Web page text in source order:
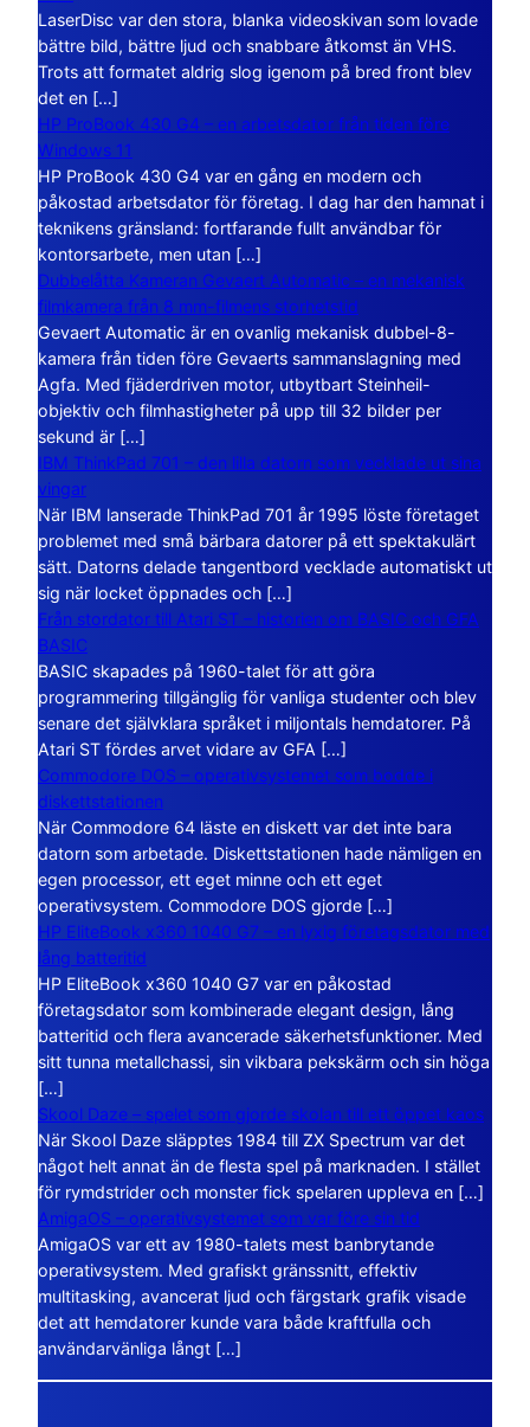
LaserDisc var den stora, blanka videoskivan som lovade
bättre bild, bättre ljud och snabbare åtkomst än VHS.
Trots att formatet aldrig slog igenom på bred front blev
det en […]
HP ProBook 430 G4 – en arbetsdator från tiden före
Windows 11
HP ProBook 430 G4 var en gång en modern och
påkostad arbetsdator för företag. I dag har den hamnat i
teknikens gränsland: fortfarande fullt användbar för
kontorsarbete, men utan […]
Dubbelåtta Kameran Gevaert Automatic – en mekanisk
filmkamera från 8 mm-filmens storhetstid
Gevaert Automatic är en ovanlig mekanisk dubbel-8-
kamera från tiden före Gevaerts sammanslagning med
Agfa. Med fjäderdriven motor, utbytbart Steinheil-
objektiv och filmhastigheter på upp till 32 bilder per
sekund är […]
IBM ThinkPad 701 – den lilla datorn som vecklade ut sina
vingar
När IBM lanserade ThinkPad 701 år 1995 löste företaget
problemet med små bärbara datorer på ett spektakulärt
sätt. Datorns delade tangentbord vecklade automatiskt ut
sig när locket öppnades och […]
Från stordator till Atari ST – historien om BASIC och GFA
BASIC
BASIC skapades på 1960-talet för att göra
programmering tillgänglig för vanliga studenter och blev
senare det självklara språket i miljontals hemdatorer. På
Atari ST fördes arvet vidare av GFA […]
Commodore DOS – operativsystemet som bodde i
diskettstationen
När Commodore 64 läste en diskett var det inte bara
datorn som arbetade. Diskettstationen hade nämligen en
egen processor, ett eget minne och ett eget
operativsystem. Commodore DOS gjorde […]
HP EliteBook x360 1040 G7 – en lyxig företagsdator med
lång batteritid
HP EliteBook x360 1040 G7 var en påkostad
företagsdator som kombinerade elegant design, lång
batteritid och flera avancerade säkerhetsfunktioner. Med
sitt tunna metallchassi, sin vikbara pekskärm och sin höga
[…]
Skool Daze – spelet som gjorde skolan till ett öppet kaos
När Skool Daze släpptes 1984 till ZX Spectrum var det
något helt annat än de flesta spel på marknaden. I stället
för rymdstrider och monster fick spelaren uppleva en […]
AmigaOS – operativsystemet som var före sin tid
AmigaOS var ett av 1980-talets mest banbrytande
operativsystem. Med grafiskt gränssnitt, effektiv
multitasking, avancerat ljud och färgstark grafik visade
det att hemdatorer kunde vara både kraftfulla och
användarvänliga långt […]